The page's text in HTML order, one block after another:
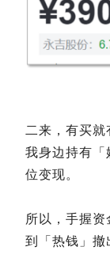
二来，有买就
我身边持有「
位变现。
所以，手握
到「热钱」撤